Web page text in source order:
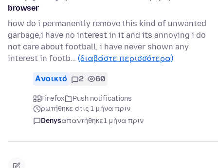
browser
how do i permanently remove this kind of unwanted
garbage,i have no interest in it and its annoying i do
not care about football, i have never shown any
interest in footb… (διαβάστε περισσότερα)
Ανοικτό 2 60
Firefox
Push notifications
ρωτήθηκε στις 1 μήνα πριν
Denysαπαντήθηκε1 μήνα πριν